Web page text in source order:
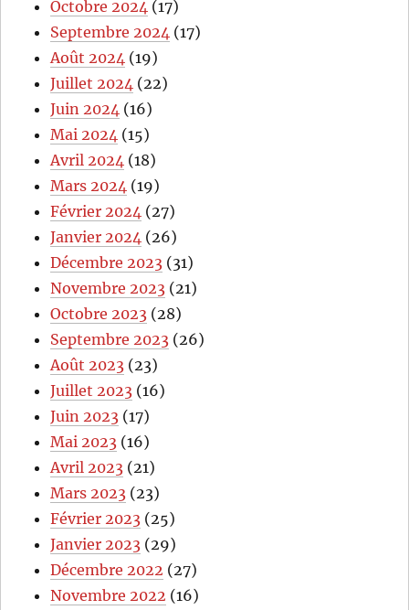
Octobre 2024 (17)
Septembre 2024 (17)
Août 2024 (19)
Juillet 2024 (22)
Juin 2024 (16)
Mai 2024 (15)
Avril 2024 (18)
Mars 2024 (19)
Février 2024 (27)
Janvier 2024 (26)
Décembre 2023 (31)
Novembre 2023 (21)
Octobre 2023 (28)
Septembre 2023 (26)
Août 2023 (23)
Juillet 2023 (16)
Juin 2023 (17)
Mai 2023 (16)
Avril 2023 (21)
Mars 2023 (23)
Février 2023 (25)
Janvier 2023 (29)
Décembre 2022 (27)
Novembre 2022 (16)